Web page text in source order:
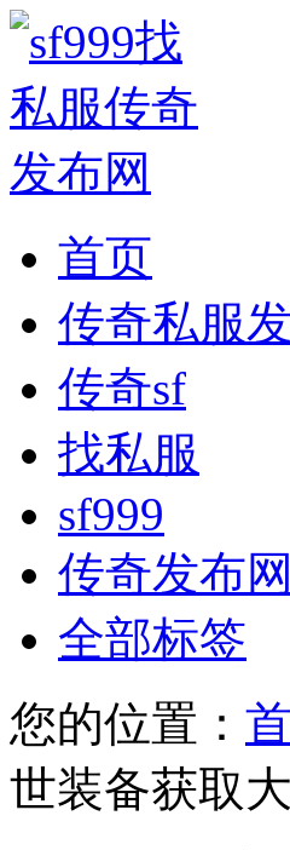
首页
传奇私服
传奇sf
找私服
sf999
传奇发布
全部标签
您的位置：
世装备获取